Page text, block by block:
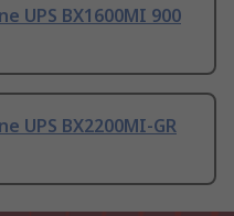
UPS BX1600MI 900
UPS BX2200MI-GR